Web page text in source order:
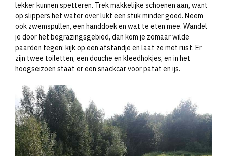
lekker kunnen spetteren. Trek makkelijke schoenen aan, want
op slippers het water over lukt een stuk minder goed. Neem
ook zwemspullen, een handdoek en wat te eten mee. Wandel
je door het begrazingsgebied, dan kom je zomaar wilde
paarden tegen; kijk op een afstandje en laat ze met rust. Er
zijn twee toiletten, een douche en kleedhokjes, en in het
hoogseizoen staat er een snackcar voor patat en ijs.